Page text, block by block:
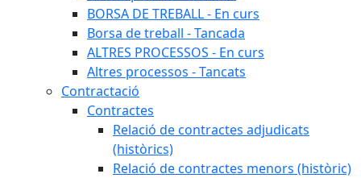
BORSA DE TREBALL - En curs
Borsa de treball - Tancada
ALTRES PROCESSOS - En curs
Altres processos - Tancats
Contractació
Contractes
Relació de contractes adjudicats
(històrics)
Relació de contractes menors (històric)